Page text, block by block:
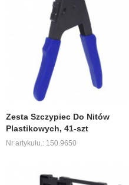
Zesta Szczypiec Do Nitów
Plastikowych, 41-szt
Nr artykułu.: 150.9650